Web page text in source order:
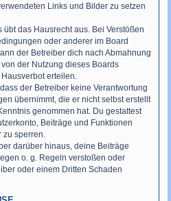
Links und Bilder zu setzen
übt das Hausrecht aus. Bei Verstößen
oder anderer im Board
der Betreiber dich nach Abmahnung
der Nutzung dieses Boards
erteilen.
der Betreiber keine Verantwortung
übernimmt, die er nicht selbst erstellt
genommen hat. Du gestattest
Beiträge und Funktionen
sperren.
darüber hinaus, deine Beiträge
o. g. Regeln verstoßen oder
oder einem Dritten Schaden